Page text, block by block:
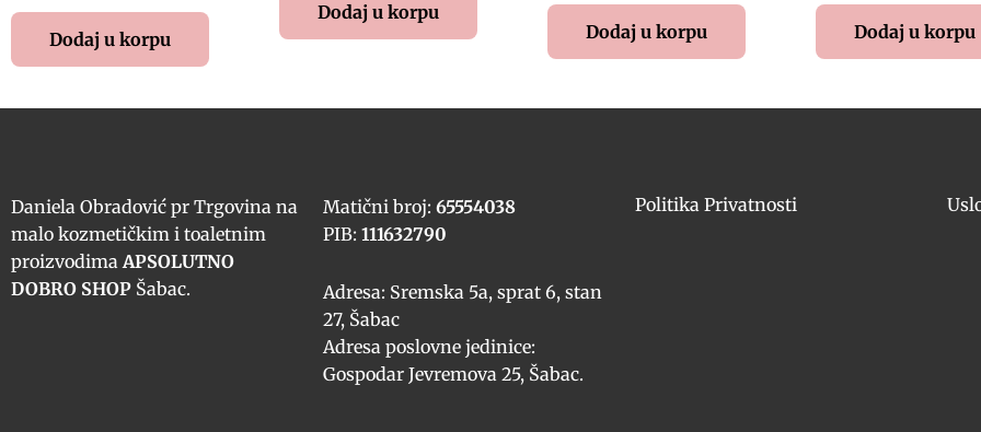
Dodaj u korpu
Dodaj u korpu
Dodaj u korpu Dodaj u korpu
Daniela Obradović pr Trgovina na
malo kozmetičkim i toaletnim
proizvodima APSOLUTNO
DOBRO SHOP Šabac.
Matični broj: 65554038
PIB: 111632790
Adresa: Sremska 5a, sprat 6, stan
27, Šabac
Adresa poslovne jedinice:
Gospodar Jevremova 25, Šabac.
Politika Privatnosti